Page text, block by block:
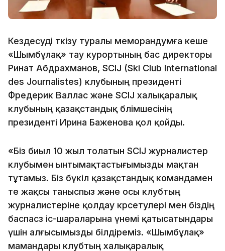
Кездесуді өткізу туралы меморандумға кеше
«Шымбұлақ» тау курортының бас директоры
Ринат Абдрахманов, SCIJ (Ski Club International
des Journalistes) клубының президенті
Фредерик Валлас және SCIJ халықаралық
клубының қазақстандық бөлімшесінің
президенті Ирина Баженова қол қойды.
«Біз биыл 10 жыл толатын SCIJ журналистер
клубымен ынтымақтастығымызды мақтан
тұтамыз. Біз бүкіл қазақстандық командамен
өте жақсы таныспыз және осы клубтың
журналистеріне қолдау көрсетулері мен біздің
баспасөз іс-шараларына үнемі қатысатындары
үшін алғысымызды білдіреміз. «Шымбұлақ»
мамандары клубтың халықаралық